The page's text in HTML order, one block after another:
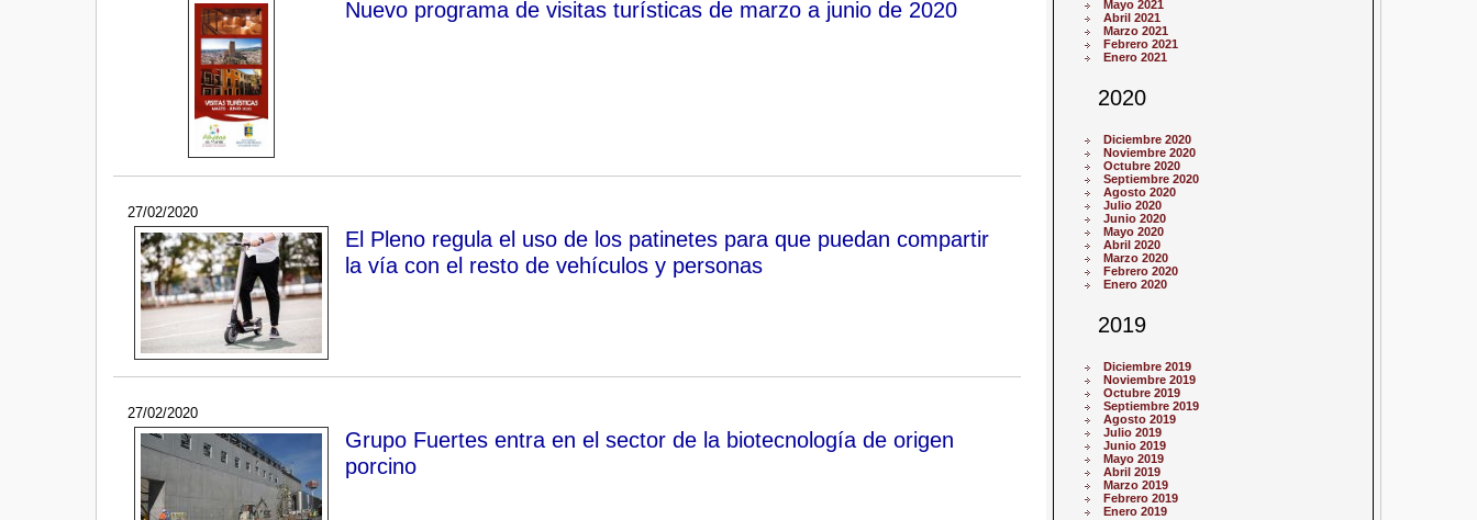
Nuevo programa de visitas turísticas de marzo a junio de 2020
27/02/2020
El Pleno regula el uso de los patinetes para que puedan compartir
la vía con el resto de vehículos y personas
27/02/2020
Grupo Fuertes entra en el sector de la biotecnología de origen
porcino
Mayo 2021
Abril 2021
Marzo 2021
Febrero 2021
Enero 2021
2020
Diciembre 2020
Noviembre 2020
Octubre 2020
Septiembre 2020
Agosto 2020
Julio 2020
Junio 2020
Mayo 2020
Abril 2020
Marzo 2020
Febrero 2020
Enero 2020
2019
Diciembre 2019
Noviembre 2019
Octubre 2019
Septiembre 2019
Agosto 2019
Julio 2019
Junio 2019
Mayo 2019
Abril 2019
Marzo 2019
Febrero 2019
Enero 2019